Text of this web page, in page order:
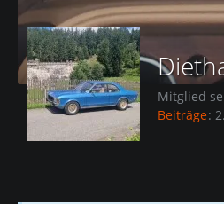
Mitglied
Beiträge